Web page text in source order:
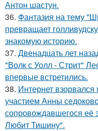
Антон шастун.
36. Фантазия на тему
превращает
знакомую историю.
37. Двенадцать лет
"Волк с Уолл - Стрит"
впервые встретились.
38. Интернет
участием Анны
сопровождавшегося её
Любит Тишину".